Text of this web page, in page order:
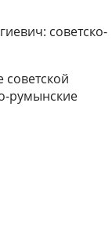
советско-
советской
румынские